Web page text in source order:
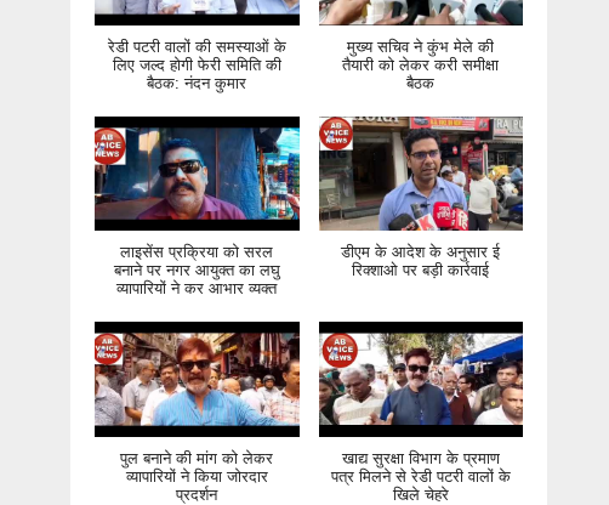
रेडी पटरी वालों की समस्याओं के
लिए जल्द होगी फेरी समिति की
बैठक: नंदन कुमार
मुख्य सचिव ने कुंभ मेले की
तैयारी को लेकर करी समीक्षा
बैठक
लाइसेंस प्रक्रिया को सरल
बनाने पर नगर आयुक्त का लघु
व्यापारियों ने कर आभार व्यक्त
डीएम के आदेश के अनुसार ई
रिक्शाओ पर बड़ी कार्रवाई
पुल बनाने की मांग को लेकर
व्यापारियों ने किया जोरदार
प्रदर्शन
खाद्य सुरक्षा विभाग के प्रमाण
पत्र मिलने से रेडी पटरी वालों के
खिले चेहरे